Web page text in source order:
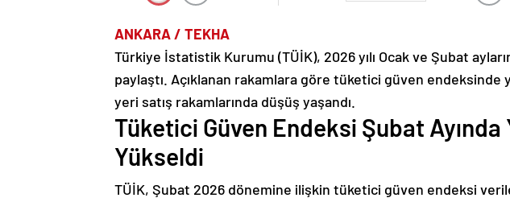
ANKARA / TEKHA
Türkiye İstatistik Kurumu (TÜİK), 2026 yılı Ocak ve Şubat
paylaştı. Açıklanan rakamlara göre tüketici güven
yeri satış rakamlarında düşüş yaşandı.
Tüketici Güven Endeksi Şubat Ayında
Yükseldi
TÜİK, Şubat 2026 dönemine ilişkin tüketici güven endeksi